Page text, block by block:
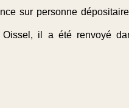
sur personne
il a été renvoyé